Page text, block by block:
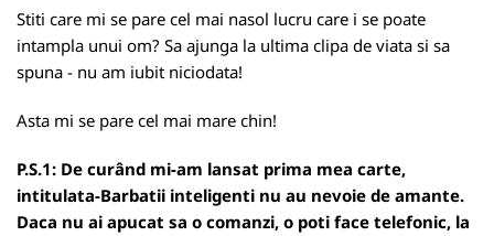
Stiti care mi se pare cel mai nasol lucru care i se poate
intampla unui om? Sa ajunga la ultima clipa de viata si sa
spuna - nu am iubit niciodata!
Asta mi se pare cel mai mare chin!
P.S.1: De curând mi-am lansat prima mea carte,
intitulata-Barbatii inteligenti nu au nevoie de amante.
Daca nu ai apucat sa o comanzi, o poti face telefonic, la